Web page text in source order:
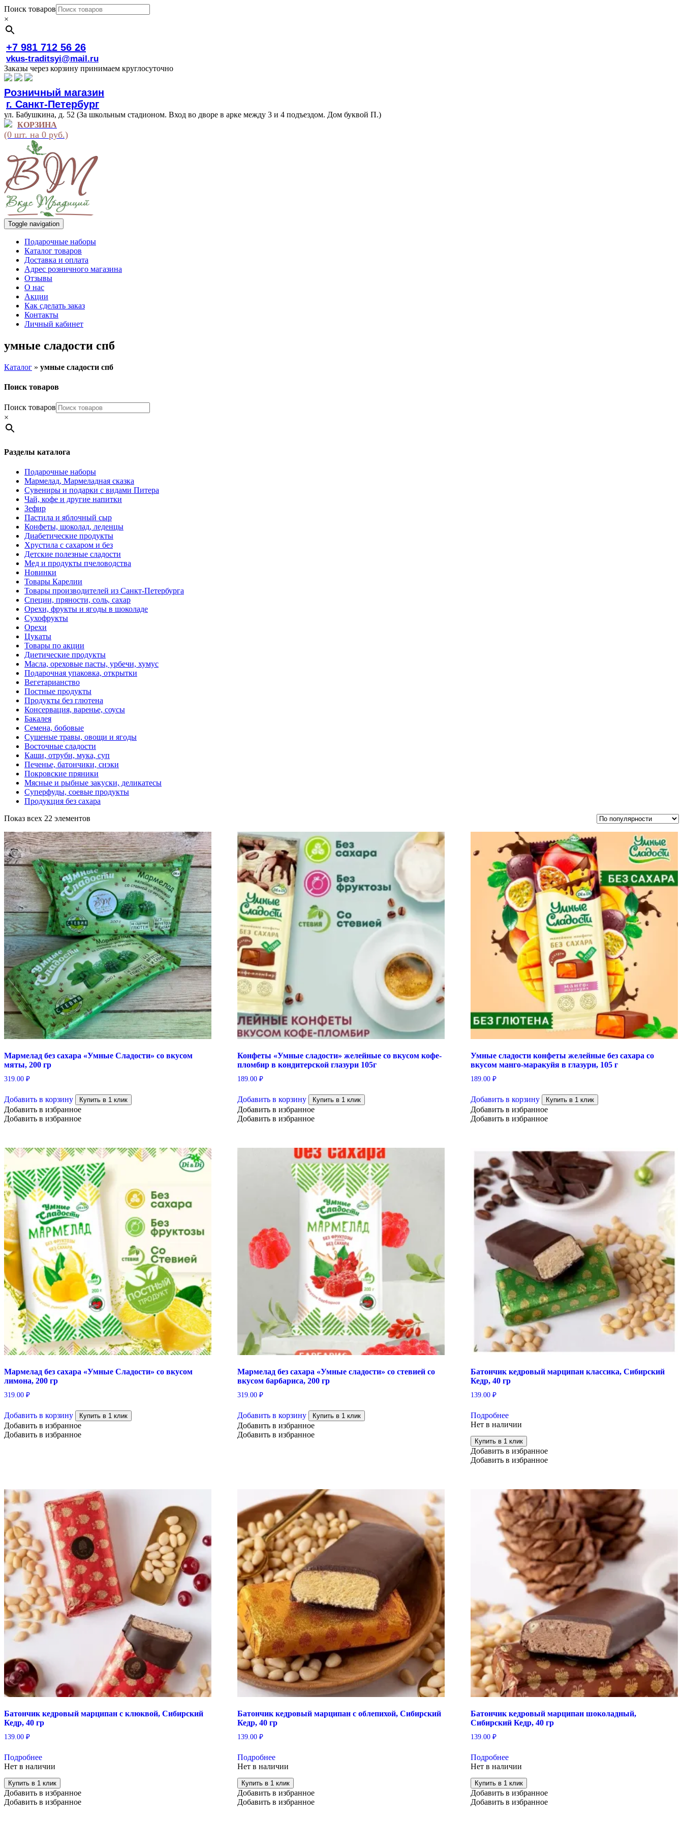
Поиск товаров
×
+7 981 712 56 26
vkus-traditsyi@mail.ru
Заказы через корзину принимаем круглосуточно
Розничный магазин
г. Санкт-Петербург
ул. Бабушкина, д. 52 (За школьным стадионом. Вход во дворе в арке между 3 и 4 подъездом. Дом буквой П.)
КОРЗИНА
(0 шт. на 0 руб.)
Toggle navigation
Подарочные наборы
Каталог товаров
Доставка и оплата
Адрес розничного магазина
Отзывы
О нас
Акции
Как сделать заказ
Контакты
Личный кабинет
умные сладости спб
Каталог » умные сладости спб
Поиск товаров
Поиск товаров
×
Разделы каталога
Подарочные наборы
Мармелад, Мармеладная сказка
Сувениры и подарки с видами Питера
Чай, кофе и другие напитки
Зефир
Пастила и яблочный сыр
Конфеты, шоколад, леденцы
Диабетические продукты
Хрустила с сахаром и без
Детские полезные сладости
Мед и продукты пчеловодства
Новинки
Товары Карелии
Товары производителей из Санкт-Петербурга
Специи, пряности, соль, сахар
Орехи, фрукты и ягоды в шоколаде
Сухофрукты
Орехи
Цукаты
Товары по акции
Диетические продукты
Масла, ореховые пасты, урбечи, хумус
Подарочная упаковка, открытки
Вегетарианство
Постные продукты
Продукты без глютена
Консервация, варенье, соусы
Бакалея
Семена, бобовые
Сушеные травы, овощи и ягоды
Восточные сладости
Каши, отруби, мука, суп
Печенье, батончики, снэки
Покровские пряники
Мясные и рыбные закуски, деликатесы
Суперфуды, соевые продукты
Продукция без сахара
Показ всех 22 элементов
Мармелад без сахара «Умные Сладости» со вкусом
мяты, 200 гр
319.00 ₽
Добавить в корзину Купить в 1 клик
Добавить в избранное
Добавить в избранное
Конфеты «Умные сладости» желейные со вкусом кофе-
пломбир в кондитерской глазури 105г
189.00 ₽
Добавить в корзину Купить в 1 клик
Добавить в избранное
Добавить в избранное
Умные сладости конфеты желейные без сахара со
вкусом манго-маракуйя в глазури, 105 г
189.00 ₽
Добавить в корзину Купить в 1 клик
Добавить в избранное
Добавить в избранное
Мармелад без сахара «Умные Сладости» со вкусом
лимона, 200 гр
319.00 ₽
Добавить в корзину Купить в 1 клик
Добавить в избранное
Добавить в избранное
Мармелад без сахара «Умные сладости» со стевией со
вкусом барбариса, 200 гр
319.00 ₽
Добавить в корзину Купить в 1 клик
Добавить в избранное
Добавить в избранное
Батончик кедровый марципан классика, Сибирский
Кедр, 40 гр
139.00 ₽
Подробнее
Нет в наличии
Купить в 1 клик
Добавить в избранное
Добавить в избранное
Батончик кедровый марципан с клюквой, Сибирский
Кедр, 40 гр
139.00 ₽
Подробнее
Нет в наличии
Купить в 1 клик
Добавить в избранное
Добавить в избранное
Батончик кедровый марципан с облепихой, Сибирский
Кедр, 40 гр
139.00 ₽
Подробнее
Нет в наличии
Купить в 1 клик
Добавить в избранное
Добавить в избранное
Батончик кедровый марципан шоколадный,
Сибирский Кедр, 40 гр
139.00 ₽
Подробнее
Нет в наличии
Купить в 1 клик
Добавить в избранное
Добавить в избранное